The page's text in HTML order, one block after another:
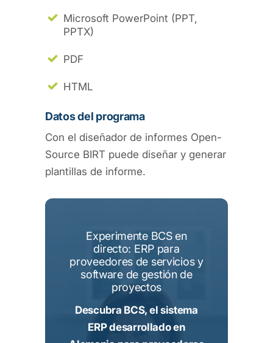
Microsoft PowerPoint (PPT,
PPTX)
PDF
HTML
Datos del programa
Con el diseñador de informes Open-
Source BIRT puede diseñar y generar
plantillas de informe.
Experimente BCS en
directo: ERP para
proveedores de servicios y
software de gestión de
proyectos
Descubra BCS, el sistema
ERP desarrollado en